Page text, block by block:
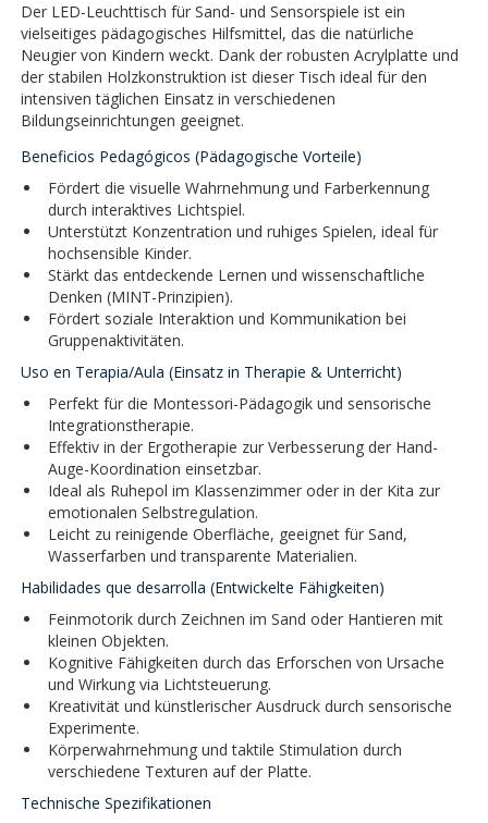
Der LED-Leuchttisch für Sand- und Sensorspiele ist ein
vielseitiges pädagogisches Hilfsmittel, das die natürliche
Neugier von Kindern weckt. Dank der robusten Acrylplatte und
der stabilen Holzkonstruktion ist dieser Tisch ideal für den
intensiven täglichen Einsatz in verschiedenen
Bildungseinrichtungen geeignet.
Beneficios Pedagógicos (Pädagogische Vorteile)
Fördert die visuelle Wahrnehmung und Farberkennung
durch interaktives Lichtspiel.
Unterstützt Konzentration und ruhiges Spielen, ideal für
hochsensible Kinder.
Stärkt das entdeckende Lernen und wissenschaftliche
Denken (MINT-Prinzipien).
Fördert soziale Interaktion und Kommunikation bei
Gruppenaktivitäten.
Uso en Terapia/Aula (Einsatz in Therapie & Unterricht)
Perfekt für die Montessori-Pädagogik und sensorische
Integrationstherapie.
Effektiv in der Ergotherapie zur Verbesserung der Hand-
Auge-Koordination einsetzbar.
Ideal als Ruhepol im Klassenzimmer oder in der Kita zur
emotionalen Selbstregulation.
Leicht zu reinigende Oberfläche, geeignet für Sand,
Wasserfarben und transparente Materialien.
Habilidades que desarrolla (Entwickelte Fähigkeiten)
Feinmotorik durch Zeichnen im Sand oder Hantieren mit
kleinen Objekten.
Kognitive Fähigkeiten durch das Erforschen von Ursache
und Wirkung via Lichtsteuerung.
Kreativität und künstlerischer Ausdruck durch sensorische
Experimente.
Körperwahrnehmung und taktile Stimulation durch
verschiedene Texturen auf der Platte.
Technische Spezifikationen